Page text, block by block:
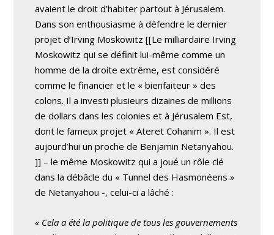
avaient le droit d’habiter partout à Jérusalem.
Dans son enthousiasme à défendre le dernier
projet d’Irving Moskowitz [[Le milliardaire Irving
Moskowitz qui se définit lui-même comme un
homme de la droite extrême, est considéré
comme le financier et le « bienfaiteur » des
colons. Il a investi plusieurs dizaines de millions
de dollars dans les colonies et à Jérusalem Est,
dont le fameux projet « Ateret Cohanim ». Il est
aujourd’hui un proche de Benjamin Netanyahou.
]] – le même Moskowitz qui a joué un rôle clé
dans la débâcle du « Tunnel des Hasmonéens »
de Netanyahou -, celui-ci a lâché :
« Cela a été la politique de tous les gouvernements